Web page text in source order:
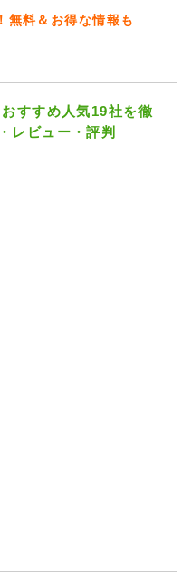
無料＆お得な情報も
すすめ人気19社を徹
レビュー・評判